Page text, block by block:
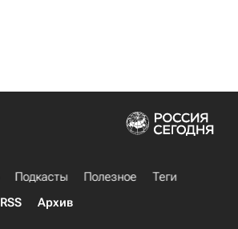
Подкасты Полезное
Теги
RSS Архив